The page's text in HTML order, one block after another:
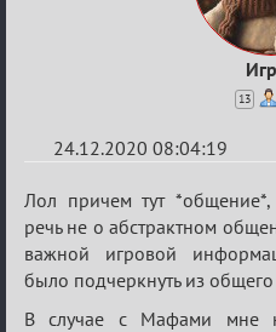
13
24.12.2020 08:04:19
Re:
Ценная
игровая
информация
Лол причем тут
речь не о абстрактном
важной игровой
было подчеркнуть из общего
В случае с Мафами мне